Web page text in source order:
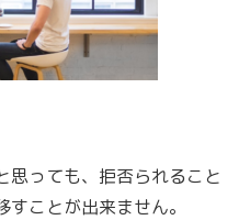
思っても、拒否られること
ことが出来ません。